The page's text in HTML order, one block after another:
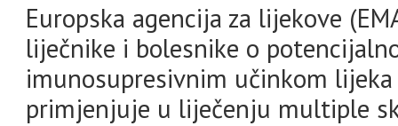
Europska agencija za lijekove
liječnike i bolesnike o
imunosupresivnim učinkom
primjenjuje u liječenju multiple